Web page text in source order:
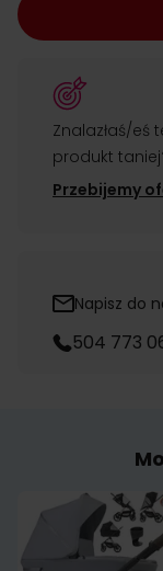
Znalazłaś/eś
produkt
Przebijemy
Napisz do
504 773